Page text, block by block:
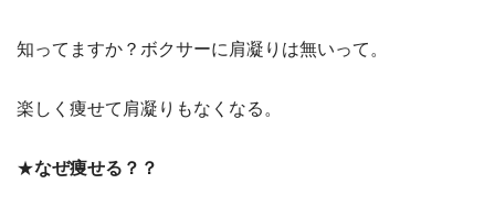
知ってますか？ボクサーに肩凝りは無いって。
楽しく痩せて肩凝りもなくなる。
★なぜ痩せる？？